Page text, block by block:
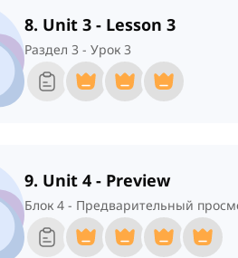
8. Unit 3 - Lesson 3
Раздел 3 - Урок 3
9. Unit 4 - Preview
Блок 4 - Предварительный